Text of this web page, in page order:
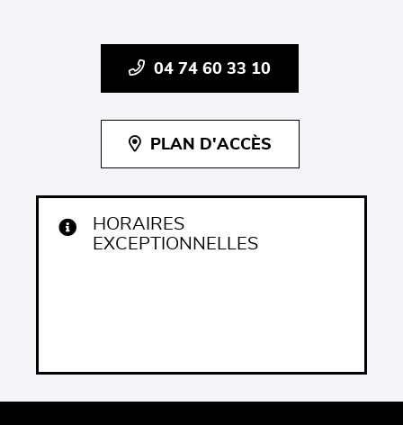
04 74 60 33 10
PLAN D'ACCÈS
HORAIRES
EXCEPTIONNELLES